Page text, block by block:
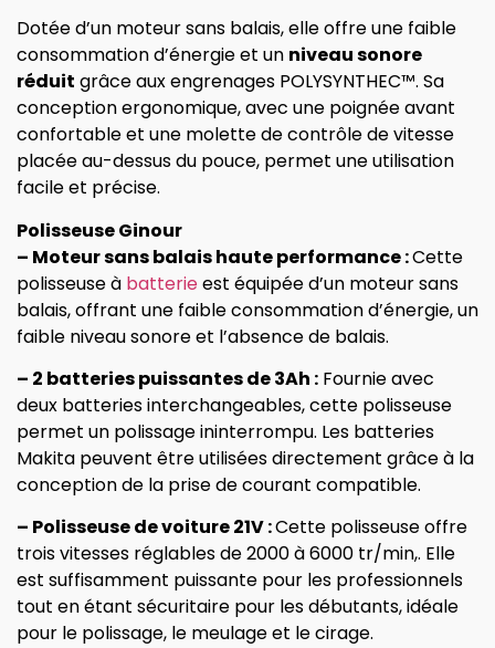
Dotée d’un moteur sans balais, elle offre une faible
consommation d’énergie et un niveau sonore
réduit grâce aux engrenages POLYSYNTHEC™. Sa
conception ergonomique, avec une poignée avant
confortable et une molette de contrôle de vitesse
placée au-dessus du pouce, permet une utilisation
facile et précise.
Polisseuse Ginour
– Moteur sans balais haute performance :Cette
polisseuse à batterieest équipée d’un moteur sans
balais, offrant une faible consommation d’énergie, un
faible niveau sonore et l’absence de balais.
– 2 batteries puissantes de 3Ah : Fournie avec
deux batteries interchangeables, cette polisseuse
permet un polissage ininterrompu. Les batteries
Makita peuvent être utilisées directement grâce à la
conception de la prise de courant compatible.
– Polisseuse de voiture 21V :Cette polisseuse offre
trois vitesses réglables de 2000 à 6000 tr/min,. Elle
est suffisamment puissante pour les professionnels
tout en étant sécuritaire pour les débutants, idéale
pour le polissage, le meulage et le cirage.